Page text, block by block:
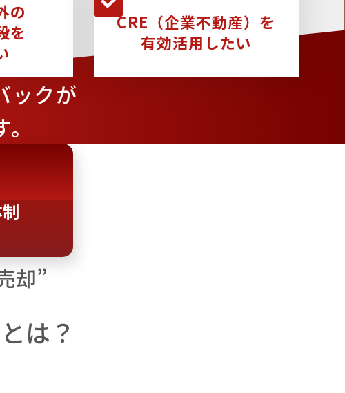
の
を
CRE（企業不動産）を
有効活用したい
ックが
却”
とは？